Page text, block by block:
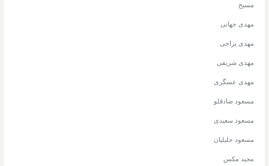
مسیح
مهدی جهانی
مهدی یراحی
مهدی شریفی
مهدی عسگری
مسعود صادقلو
مسعود سعیدی
مسعود جلیلیان
مجید مکس